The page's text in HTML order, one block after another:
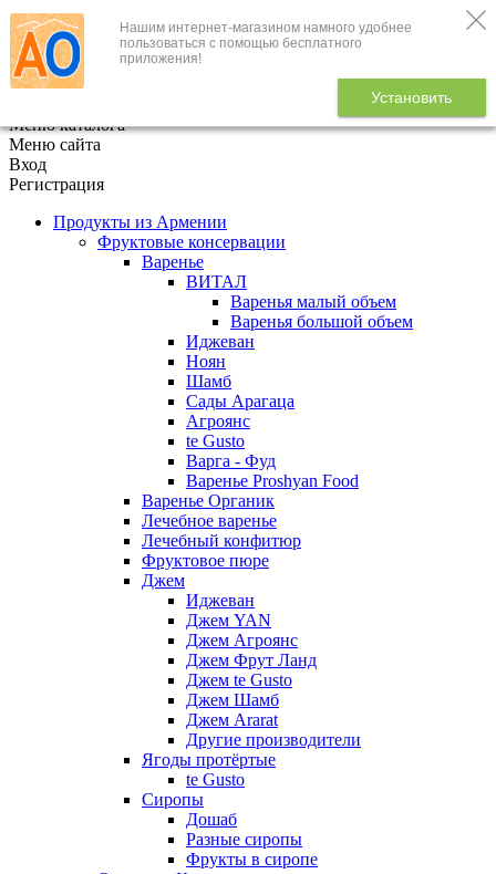
Нашим интернет-магазином намного удобнее
пользоваться с помощью бесплатного
приложения!
Установить
+7 (495) 646-888-1
В корзине
Меню каталога
Меню сайта
Вход
Регистрация
Продукты из Армении
Фруктовые консервации
Варенье
ВИТАЛ
Варенья малый объем
Варенья большой объем
Иджеван
Ноян
Шамб
Сады Арагаца
Агроянс
te Gusto
Варга - Фуд
Варенье Proshyan Food
Варенье Органик
Лечебное варенье
Лечебный конфитюр
Фруктовое пюре
Джем
Иджеван
Джем YAN
Джем Агроянс
Джем Фрут Ланд
Джем te Gusto
Джем Шамб
Джем Ararat
Другие производители
Ягоды протёртые
te Gusto
Сиропы
Дошаб
Разные сиропы
Фрукты в сиропе